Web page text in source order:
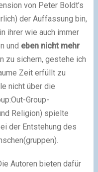
von Peter Boldt’s
der Auffassung bin,
ihrer wie auch immer
und eben nicht mehr
zu sichern, gestehe ich
Zeit erfüllt zu
nicht über die
Group-
Religion) spielte
der Entstehung des
Autoren bieten dafür